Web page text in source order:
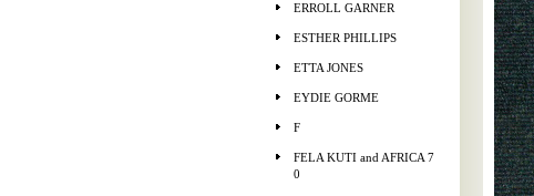
ERROLL GARNER
ESTHER PHILLIPS
ETTA JONES
EYDIE GORME
F
FELA KUTI and AFRICA 7
0